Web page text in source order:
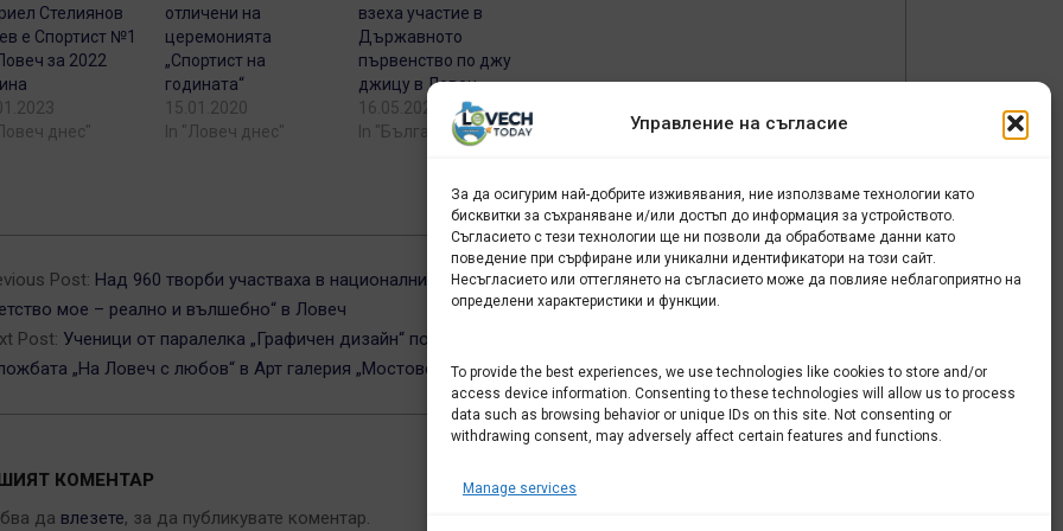
Управление на съгласие
За да осигурим най-добрите изживявания, ние използваме технологии като
бисквитки за съхраняване и/или достъп до информация за устройството.
Съгласието с тези технологии ще ни позволи да обработваме данни като
поведение при сърфиране или уникални идентификатори на този сайт.
Несъгласието или оттеглянето на съгласието може да повлияе неблагоприятно на
определени характеристики и функции.
To provide the best experiences, we use technologies like cookies to store and/or
access device information. Consenting to these technologies will allow us to process
data such as browsing behavior or unique IDs on this site. Not consenting or
withdrawing consent, may adversely affect certain features and functions.
Manage services
Стелиянов
е Спортист №1
за 2022
днес"
отличени на
церемонията
„Спортист на
годината“
15.01.2020
In "Ловеч днес"
взеха участие в
Държавното
първенство по джу
джицу в Ловеч
16.05.2022
In "България"
Post: Над 960 творби участваха в националния конкурс
мое – реално и вълшебно“ в Ловеч
Post: Ученици от паралелка „Графичен дизайн“ посетиха
„На Ловеч с любов“ в Арт галерия „Мостове“
КОМЕНТАР
да влезете, за да публикувате коментар.